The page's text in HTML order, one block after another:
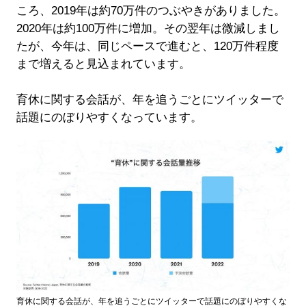
ころ、2019年は約70万件のつぶやきがありました。
2020年は約100万件に増加。その翌年は微減しまし
たが、今年は、同じペースで進むと、120万件程度
まで増えると見込まれています。
育休に関する会話が、年を追うごとにツイッターで
話題にのぼりやすくなっています。
育休に関する会話が、年を追うごとにツイッターで話題にのぼりやすくな